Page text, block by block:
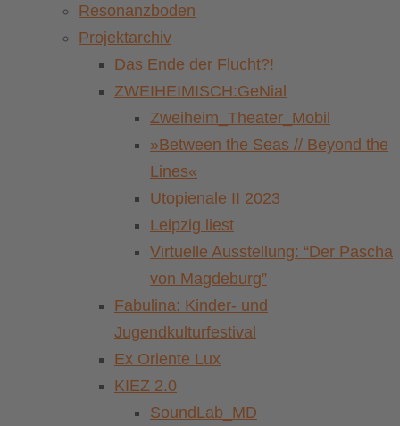
Resonanzboden
Projektarchiv
Das Ende der Flucht?!
ZWEIHEIMISCH:GeNial
Zweiheim_Theater_Mobil
»Between the Seas // Beyond the
Lines«
Utopienale II 2023
Leipzig liest
Virtuelle Ausstellung: “Der Pascha
von Magdeburg”
Fabulina: Kinder- und
Jugendkulturfestival
Ex Oriente Lux
KIEZ 2.0
SoundLab_MD